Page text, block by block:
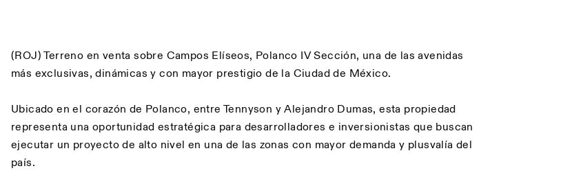
(ROJ) Terreno en venta sobre Campos Elíseos, Polanco IV Sección, una de las avenidas
más exclusivas, dinámicas y con mayor prestigio de la Ciudad de México.
Ubicado en el corazón de Polanco, entre Tennyson y Alejandro Dumas, esta propiedad
representa una oportunidad estratégica para desarrolladores e inversionistas que buscan
ejecutar un proyecto de alto nivel en una de las zonas con mayor demanda y plusvalía del
país.